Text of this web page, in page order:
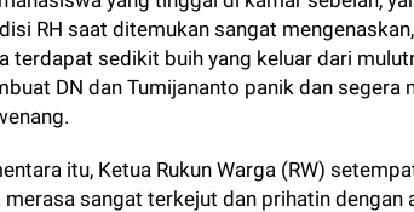
RH saat ditemukan sangat
terdapat sedikit buih yang keluar dari
DN dan Tumijananto panik dan
itu, Ketua Rukun Warga (RW)
merasa sangat terkejut dan prihatin